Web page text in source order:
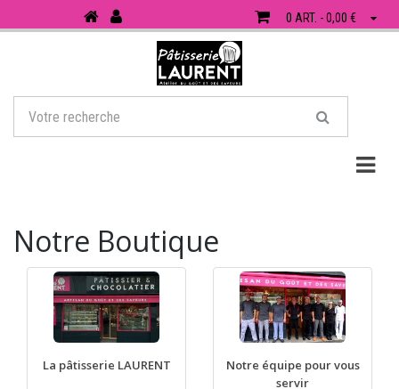
0 ART. - 0,00 €
Notre Boutique
La pâtisserie LAURENT
Notre équipe pour vous
servir